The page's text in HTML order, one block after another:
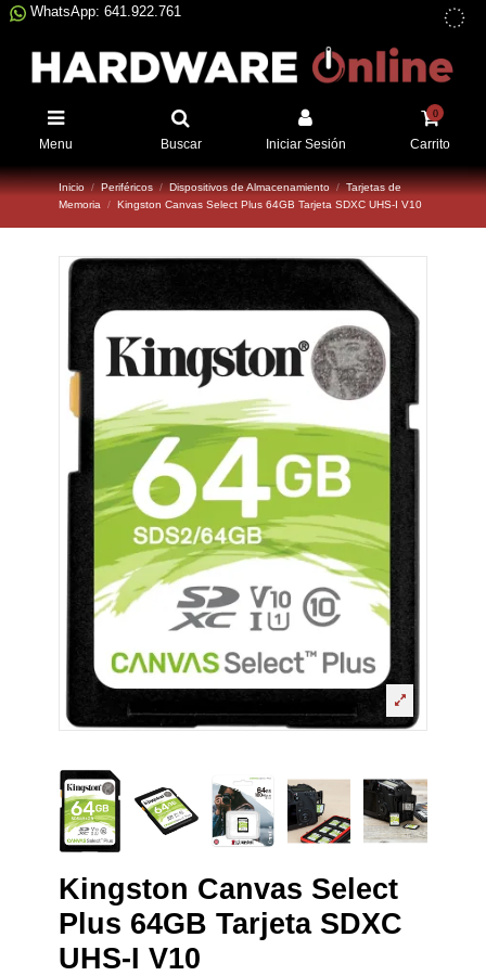
WhatsApp: 641.922.761
Menu Buscar Iniciar Sesión
0
Carrito
Inicio Periféricos Dispositivos de Almacenamiento
Tarjetas de
Memoria
Kingston Canvas Select Plus 64GB Tarjeta SDXC UHS-I V10
Kingston Canvas Select
Plus 64GB Tarjeta SDXC
UHS-I V10